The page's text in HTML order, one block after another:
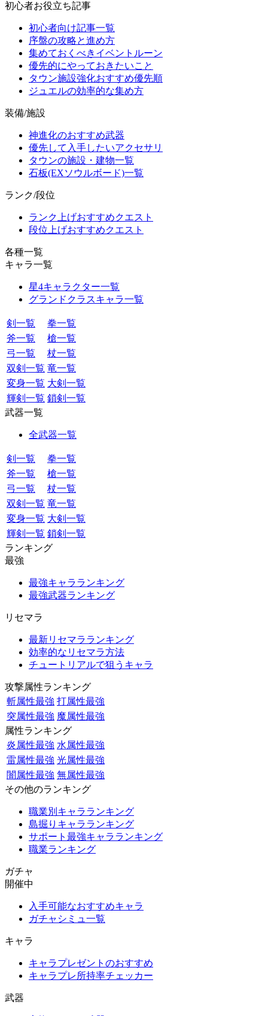
初心者お役立ち記事
初心者向け記事一覧
序盤の攻略と進め方
集めておくべきイベントルーン
優先的にやっておきたいこと
タウン施設強化おすすめ優先順
ジュエルの効率的な集め方
装備/施設
神進化のおすすめ武器
優先して入手したいアクセサリ
タウンの施設・建物一覧
石板(EXソウルボード)一覧
ランク/段位
ランク上げおすすめクエスト
段位上げおすすめクエスト
各種一覧
キャラ一覧
星4キャラクター一覧
グランドクラスキャラ一覧
剣一覧
拳一覧
斧一覧
槍一覧
弓一覧
杖一覧
双剣一覧 竜一覧
変身一覧 大剣一覧
輝剣一覧 鎖剣一覧
武器一覧
全武器一覧
剣一覧
拳一覧
斧一覧
槍一覧
弓一覧
杖一覧
双剣一覧 竜一覧
変身一覧 大剣一覧
輝剣一覧 鎖剣一覧
ランキング
最強
最強キャラランキング
最強武器ランキング
リセマラ
最新リセマラランキング
効率的なリセマラ方法
チュートリアルで狙うキャラ
攻撃属性ランキング
斬属性最強 打属性最強
突属性最強 魔属性最強
属性ランキング
炎属性最強 水属性最強
雷属性最強 光属性最強
闇属性最強 無属性最強
その他のランキング
職業別キャラランキング
島掘りキャラランキング
サポート最強キャラランキング
職業ランキング
ガチャ
開催中
入手可能なおすすめキャラ
ガチャシミュ一覧
キャラ
キャラプレゼントのおすすめ
キャラプレ所持率チェッカー
武器